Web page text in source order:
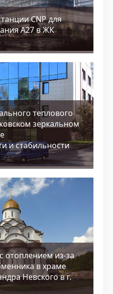
CNP для
А27 в ЖК
теплового
зеркальном
и стабильности
из-за
в храме
Невского в г.